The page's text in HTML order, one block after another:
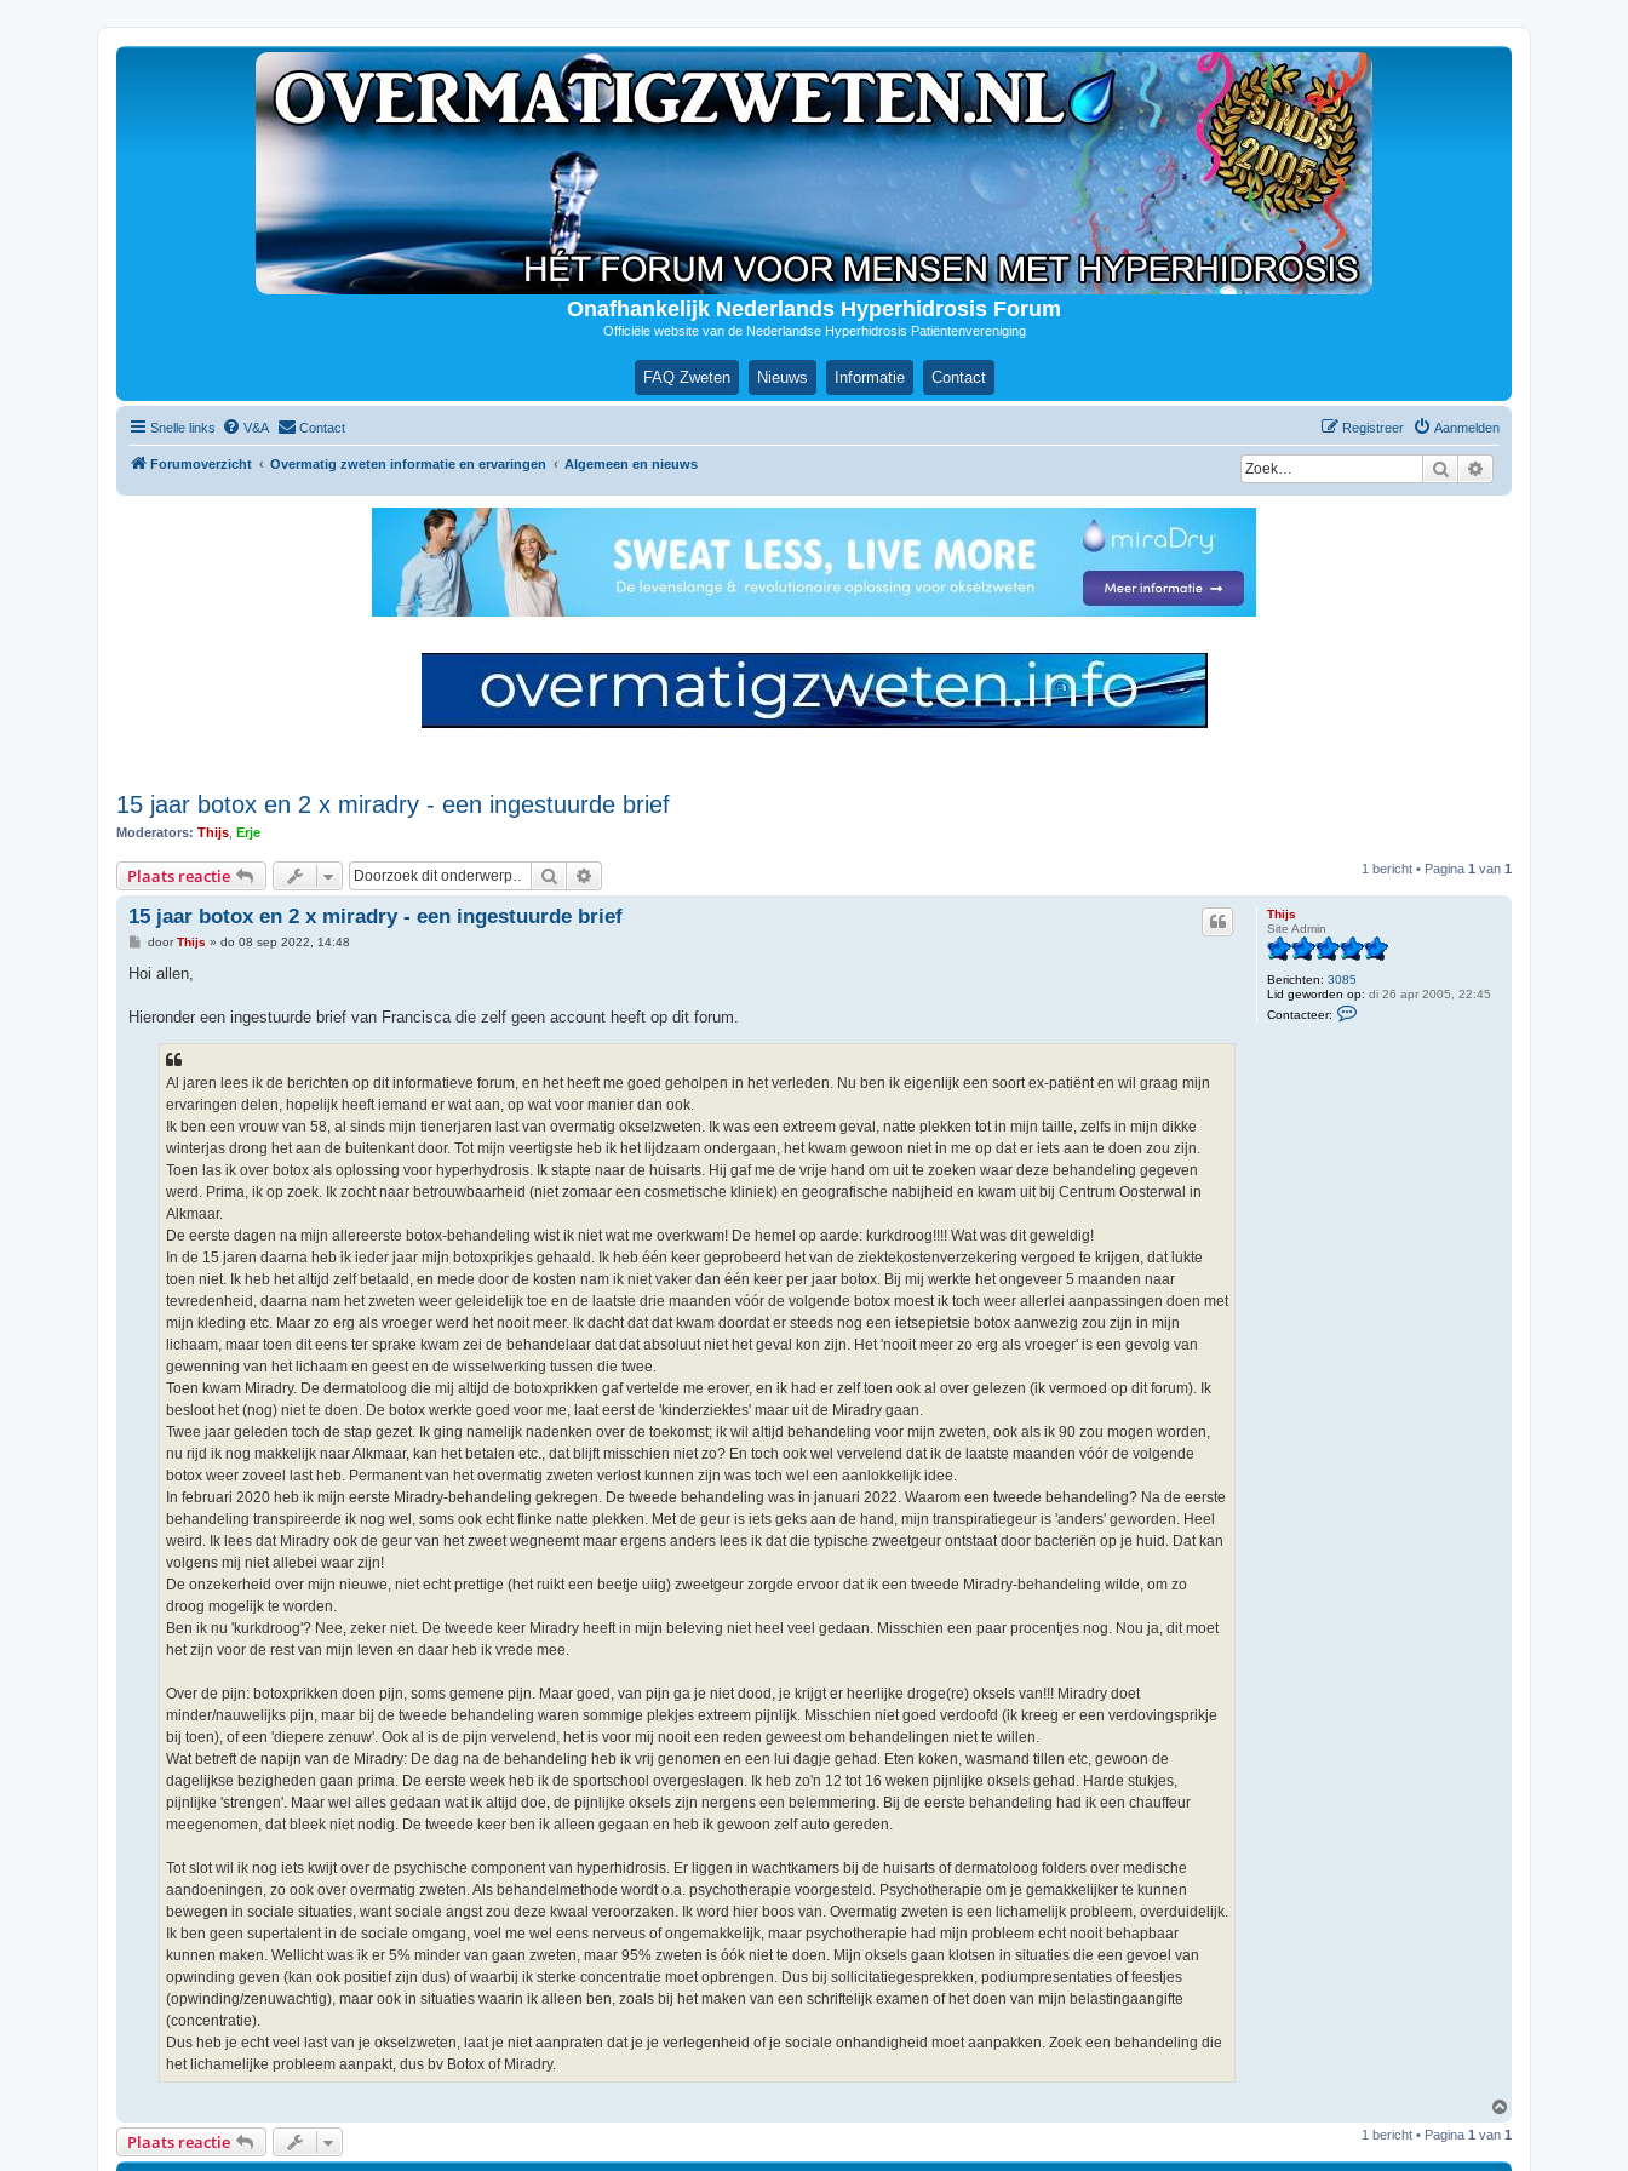
Onafhankelijk Nederlands Hyperhidrosis Forum
Officiële website van de Nederlandse Hyperhidrosis Patiëntenvereniging
FAQ Zweten Nieuws Informatie Contact
Snelle links V&A Contact Aanmelden
Registreer
Forumoverzicht Overmatig zweten informatie en ervaringen Algemeen en nieuws Zoek
15 jaar botox en 2 x miradry - een ingestuurde brief
Moderators: Thijs Erje
Plaats reactie Zoek 1 bericht • Pagina 1 van 1
Thijs
Site Admin
Berichten: 3085
Lid geworden op: di 26 apr 2005, 22:45
Contacteer:
15 jaar botox en 2 x miradry - een ingestuurde brief
B
r
h
doorThijs » do 08 sep 2022, 14:48
Hoi allen,
Hieronder een ingestuurde brief van Francisca die zelf geen account heeft op dit forum.
Al jaren lees ik de berichten op dit informatieve forum, en het heeft me goed geholpen in het verleden. Nu ben ik eigenlijk een soort ex-patiënt en wil graag mijn
ervaringen delen, hopelijk heeft iemand er wat aan, op wat voor manier dan ook.
Ik ben een vrouw van 58, al sinds mijn tienerjaren last van overmatig okselzweten. Ik was een extreem geval, natte plekken tot in mijn taille, zelfs in mijn dikke
winterjas drong het aan de buitenkant door. Tot mijn veertigste heb ik het lijdzaam ondergaan, het kwam gewoon niet in me op dat er iets aan te doen zou zijn.
Toen las ik over botox als oplossing voor hyperhydrosis. Ik stapte naar de huisarts. Hij gaf me de vrije hand om uit te zoeken waar deze behandeling gegeven
werd. Prima, ik op zoek. Ik zocht naar betrouwbaarheid (niet zomaar een cosmetische kliniek) en geografische nabijheid en kwam uit bij Centrum Oosterwal in
Alkmaar.
De eerste dagen na mijn allereerste botox-behandeling wist ik niet wat me overkwam! De hemel op aarde: kurkdroog!!!! Wat was dit geweldig!
In de 15 jaren daarna heb ik ieder jaar mijn botoxprikjes gehaald. Ik heb één keer geprobeerd het van de ziektekostenverzekering vergoed te krijgen, dat lukte
toen niet. Ik heb het altijd zelf betaald, en mede door de kosten nam ik niet vaker dan één keer per jaar botox. Bij mij werkte het ongeveer 5 maanden naar
tevredenheid, daarna nam het zweten weer geleidelijk toe en de laatste drie maanden vóór de volgende botox moest ik toch weer allerlei aanpassingen doen met
mijn kleding etc. Maar zo erg als vroeger werd het nooit meer. Ik dacht dat dat kwam doordat er steeds nog een ietsepietsie botox aanwezig zou zijn in mijn
lichaam, maar toen dit eens ter sprake kwam zei de behandelaar dat dat absoluut niet het geval kon zijn. Het 'nooit meer zo erg als vroeger' is een gevolg van
gewenning van het lichaam en geest en de wisselwerking tussen die twee.
Toen kwam Miradry. De dermatoloog die mij altijd de botoxprikken gaf vertelde me erover, en ik had er zelf toen ook al over gelezen (ik vermoed op dit forum). Ik
besloot het (nog) niet te doen. De botox werkte goed voor me, laat eerst de 'kinderziektes' maar uit de Miradry gaan.
Twee jaar geleden toch de stap gezet. Ik ging namelijk nadenken over de toekomst; ik wil altijd behandeling voor mijn zweten, ook als ik 90 zou mogen worden,
nu rijd ik nog makkelijk naar Alkmaar, kan het betalen etc., dat blijft misschien niet zo? En toch ook wel vervelend dat ik de laatste maanden vóór de volgende
botox weer zoveel last heb. Permanent van het overmatig zweten verlost kunnen zijn was toch wel een aanlokkelijk idee.
In februari 2020 heb ik mijn eerste Miradry-behandeling gekregen. De tweede behandeling was in januari 2022. Waarom een tweede behandeling? Na de eerste
behandeling transpireerde ik nog wel, soms ook echt flinke natte plekken. Met de geur is iets geks aan de hand, mijn transpiratiegeur is 'anders' geworden. Heel
weird. Ik lees dat Miradry ook de geur van het zweet wegneemt maar ergens anders lees ik dat die typische zweetgeur ontstaat door bacteriën op je huid. Dat kan
volgens mij niet allebei waar zijn!
De onzekerheid over mijn nieuwe, niet echt prettige (het ruikt een beetje uiig) zweetgeur zorgde ervoor dat ik een tweede Miradry-behandeling wilde, om zo
droog mogelijk te worden.
Ben ik nu 'kurkdroog'? Nee, zeker niet. De tweede keer Miradry heeft in mijn beleving niet heel veel gedaan. Misschien een paar procentjes nog. Nou ja, dit moet
het zijn voor de rest van mijn leven en daar heb ik vrede mee.
Over de pijn: botoxprikken doen pijn, soms gemene pijn. Maar goed, van pijn ga je niet dood, je krijgt er heerlijke droge(re) oksels van!!! Miradry doet
minder/nauwelijks pijn, maar bij de tweede behandeling waren sommige plekjes extreem pijnlijk. Misschien niet goed verdoofd (ik kreeg er een verdovingsprikje
bij toen), of een 'diepere zenuw'. Ook al is de pijn vervelend, het is voor mij nooit een reden geweest om behandelingen niet te willen.
Wat betreft de napijn van de Miradry: De dag na de behandeling heb ik vrij genomen en een lui dagje gehad. Eten koken, wasmand tillen etc, gewoon de
dagelijkse bezigheden gaan prima. De eerste week heb ik de sportschool overgeslagen. Ik heb zo'n 12 tot 16 weken pijnlijke oksels gehad. Harde stukjes,
pijnlijke 'strengen'. Maar wel alles gedaan wat ik altijd doe, de pijnlijke oksels zijn nergens een belemmering. Bij de eerste behandeling had ik een chauffeur
meegenomen, dat bleek niet nodig. De tweede keer ben ik alleen gegaan en heb ik gewoon zelf auto gereden.
Tot slot wil ik nog iets kwijt over de psychische component van hyperhidrosis. Er liggen in wachtkamers bij de huisarts of dermatoloog folders over medische
aandoeningen, zo ook over overmatig zweten. Als behandelmethode wordt o.a. psychotherapie voorgesteld. Psychotherapie om je gemakkelijker te kunnen
bewegen in sociale situaties, want sociale angst zou deze kwaal veroorzaken. Ik word hier boos van. Overmatig zweten is een lichamelijk probleem, overduidelijk.
Ik ben geen supertalent in de sociale omgang, voel me wel eens nerveus of ongemakkelijk, maar psychotherapie had mijn probleem echt nooit behapbaar
kunnen maken. Wellicht was ik er 5% minder van gaan zweten, maar 95% zweten is óók niet te doen. Mijn oksels gaan klotsen in situaties die een gevoel van
opwinding geven (kan ook positief zijn dus) of waarbij ik sterke concentratie moet opbrengen. Dus bij sollicitatiegesprekken, podiumpresentaties of feestjes
(opwinding/zenuwachtig), maar ook in situaties waarin ik alleen ben, zoals bij het maken van een schriftelijk examen of het doen van mijn belastingaangifte
(concentratie).
Dus heb je echt veel last van je okselzweten, laat je niet aanpraten dat je je verlegenheid of je sociale onhandigheid moet aanpakken. Zoek een behandeling die
het lichamelijke probleem aanpakt, dus bv Botox of Miradry.
h
Plaats reactie 1 bericht • Pagina 1 van 1